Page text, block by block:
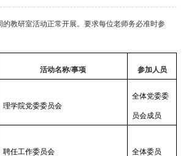
研室活动正常开展。要求每位老师务必准时参
活动名称/事项 参加人员
理学院党委委员会
全体党委委
员会成员
聘任工作委员会 全体委员